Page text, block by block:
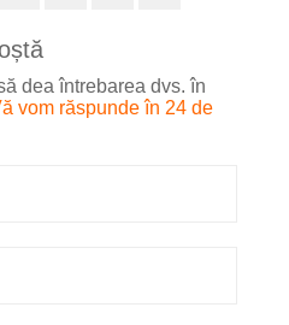
dea întrebarea dvs. în
vom răspunde în 24 de